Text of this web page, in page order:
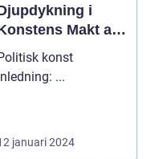
i
Makt att
Och
konst
Inledning: ...
januari 2024